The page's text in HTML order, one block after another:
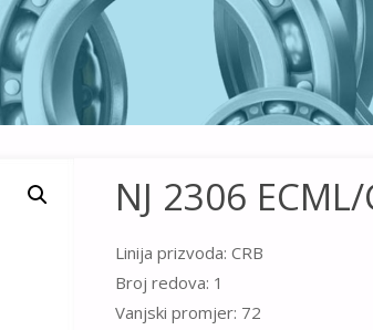
NJ 2306 ECML/
Linija prizvoda: CRB
Broj redova: 1
Vanjski promjer: 72